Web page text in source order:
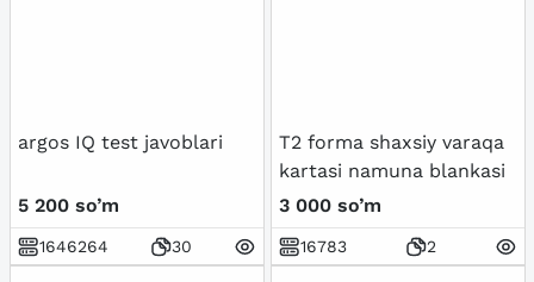
argos IQ test javoblari
5 200 so’m
1646264 30
T2 forma shaxsiy varaqa
kartasi namuna blankasi
3 000 so’m
16783 2